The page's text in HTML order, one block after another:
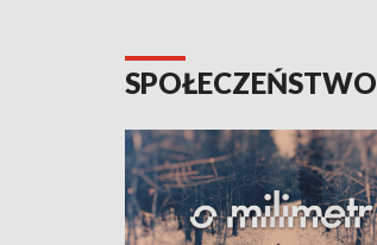
SPOŁECZEŃSTWO